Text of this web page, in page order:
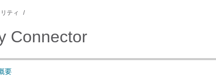
ティ
Connector
要